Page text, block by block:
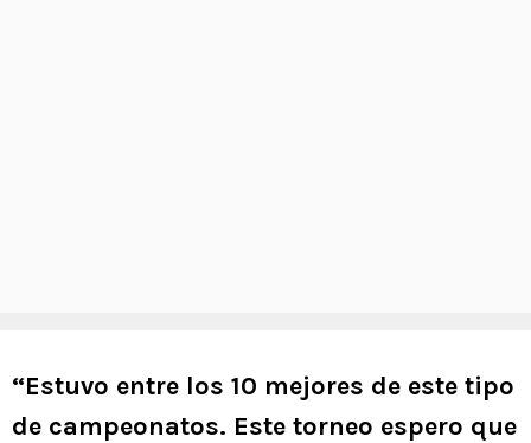
“Estuvo entre los 10 mejores de este tipo
de campeonatos. Este torneo espero que